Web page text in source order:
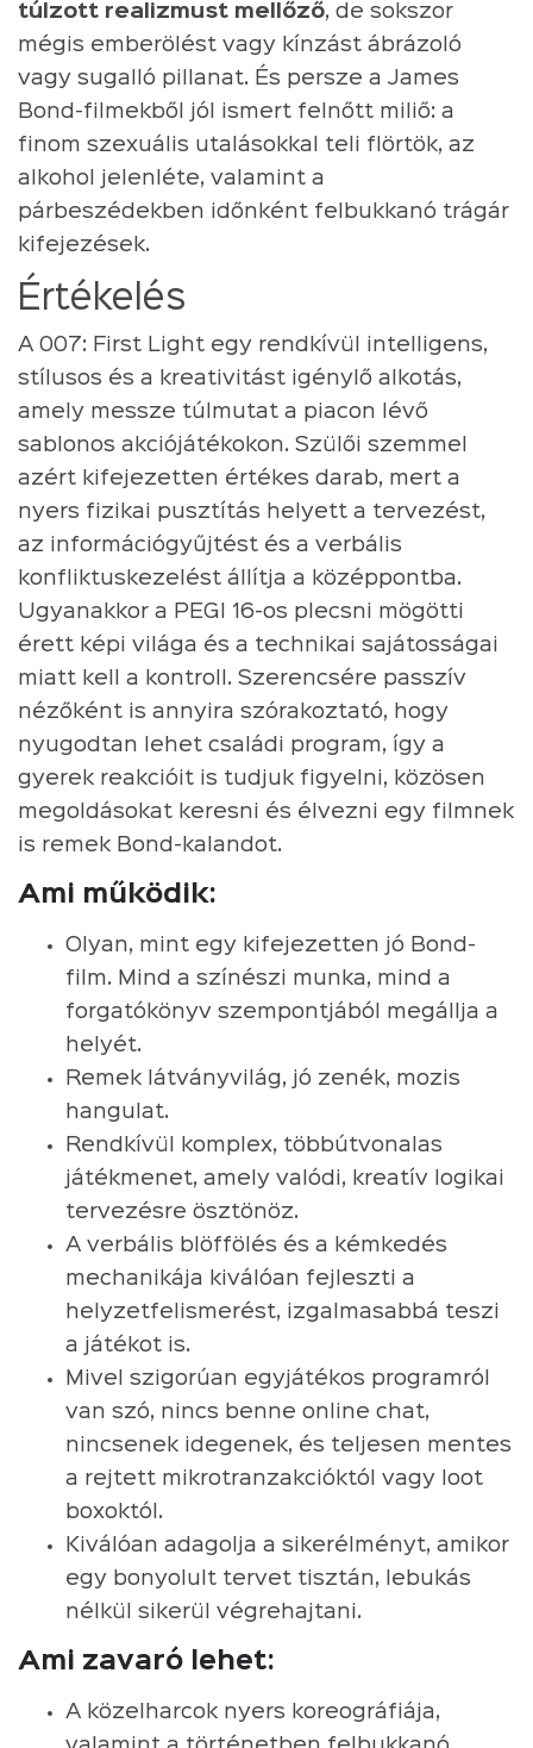
túlzott realizmust mellőző, de sokszor
mégis emberölést vagy kínzást ábrázoló
vagy sugalló pillanat. És persze a James
Bond-filmekből jól ismert felnőtt miliő: a
finom szexuális utalásokkal teli flörtök, az
alkohol jelenléte, valamint a
párbeszédekben időnként felbukkanó trágár
kifejezések.
Értékelés
A 007: First Light egy rendkívül intelligens,
stílusos és a kreativitást igénylő alkotás,
amely messze túlmutat a piacon lévő
sablonos akciójátékokon. Szülői szemmel
azért kifejezetten értékes darab, mert a
nyers fizikai pusztítás helyett a tervezést,
az információgyűjtést és a verbális
konfliktuskezelést állítja a középpontba.
Ugyanakkor a PEGI 16-os plecsni mögötti
érett képi világa és a technikai sajátosságai
miatt kell a kontroll. Szerencsére passzív
nézőként is annyira szórakoztató, hogy
nyugodtan lehet családi program, így a
gyerek reakcióit is tudjuk figyelni, közösen
megoldásokat keresni és élvezni egy filmnek
is remek Bond-kalandot.
Ami működik:
Olyan, mint egy kifejezetten jó Bond-
film. Mind a színészi munka, mind a
forgatókönyv szempontjából megállja a
helyét.
Remek látványvilág, jó zenék, mozis
hangulat.
Rendkívül komplex, többútvonalas
játékmenet, amely valódi, kreatív logikai
tervezésre ösztönöz.
A verbális blöffölés és a kémkedés
mechanikája kiválóan fejleszti a
helyzetfelismerést, izgalmasabbá teszi
a játékot is.
Mivel szigorúan egyjátékos programról
van szó, nincs benne online chat,
nincsenek idegenek, és teljesen mentes
a rejtett mikrotranzakcióktól vagy loot
boxoktól.
Kiválóan adagolja a sikerélményt, amikor
egy bonyolult tervet tisztán, lebukás
nélkül sikerül végrehajtani.
Ami zavaró lehet:
A közelharcok nyers koreográfiája,